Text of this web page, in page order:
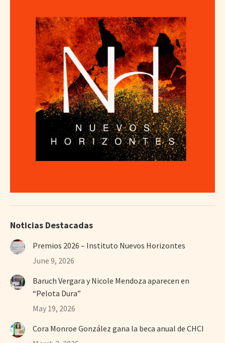
Noticias Destacadas
Premios 2026 – Instituto Nuevos Horizontes
June 9, 2026
Baruch Vergara y Nicole Mendoza aparecen en
“Pelota Dura”
May 19, 2026
Cora Monroe González gana la beca anual de CHCI